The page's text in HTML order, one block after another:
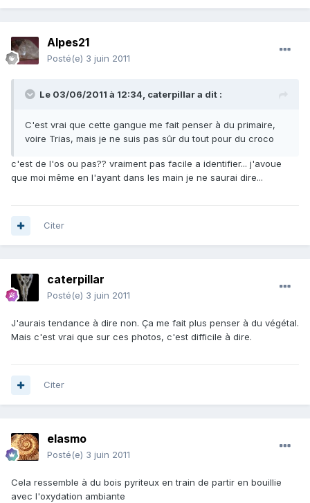
Alpes21
Posté(e) 3 juin 2011
Le 03/06/2011 à 12:34, caterpillar a dit :
C'est vrai que cette gangue me fait penser à du primaire,
voire Trias, mais je ne suis pas sûr du tout pour du croco
c'est de l'os ou pas?? vraiment pas facile a identifier... j'avoue
que moi même en l'ayant dans les main je ne saurai dire...
Citer
caterpillar
Posté(e) 3 juin 2011
J'aurais tendance à dire non. Ça me fait plus penser à du végétal.
Mais c'est vrai que sur ces photos, c'est difficile à dire.
Citer
elasmo
Posté(e) 3 juin 2011
Cela ressemble à du bois pyriteux en train de partir en bouillie
avec l'oxydation ambiante